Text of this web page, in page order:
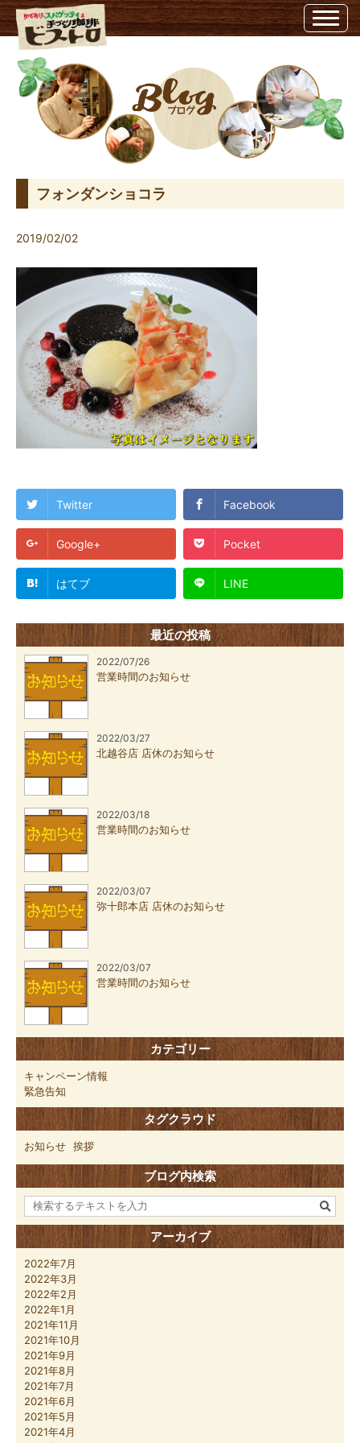
フォンダンショコラ | ビストロ埼玉県越谷市のビストロ
フォンダンショコラ
2019/02/02
Twitter Facebook
Google+ Pocket
はてブ LINE
最近の投稿
2022/07/26
営業時間のお知らせ
2022/03/27
北越谷店 店休のお知らせ
2022/03/18
営業時間のお知らせ
2022/03/07
弥十郎本店 店休のお知らせ
2022/03/07
営業時間のお知らせ
カテゴリー
キャンペーン情報
緊急告知
タグクラウド
お知らせ 挨拶
ブログ内検索
アーカイブ
2022年7月
2022年3月
2022年2月
2022年1月
2021年11月
2021年10月
2021年9月
2021年8月
2021年7月
2021年6月
2021年5月
2021年4月